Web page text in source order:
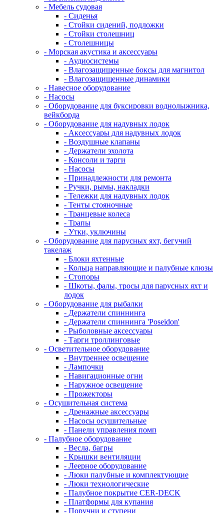
- Мебель судовая
- Сиденья
- Стойки сидений, подложки
- Стойки столешниц
- Столешницы
- Морская акустика и аксессуары
- Аудиосистемы
- Влагозащищенные боксы для магнитол
- Влагозащищенные динамики
- Навесное оборудование
- Насосы
- Оборудование для буксировки воднолыжника,
вейкборда
- Оборудование для надувных лодок
- Аксессуары для надувных лодок
- Воздушные клапаны
- Держатели эхолота
- Консоли и тарги
- Насосы
- Принадлежности для ремонта
- Ручки, рымы, накладки
- Тележки для надувных лодок
- Тенты стояночные
- Транцевые колеса
- Трапы
- Утки, уключины
- Оборудование для парусных яхт, бегучий
такелаж
- Блоки яхтенные
- Кольца направляющие и палубные клюзы
- Стопоры
- Шкоты, фалы, тросы для парусных яхт и
лодок
- Оборудование для рыбалки
- Держатели спиннинга
- Держатели спиннинга 'Poseidon'
- Рыболовные аксессуары
- Тарги троллинговые
- Осветительное оборудование
- Внутреннее освещение
- Лампочки
- Навигационные огни
- Наружное освещение
- Прожекторы
- Осушительная система
- Дренажные аксессуары
- Насосы осушительные
- Панели управления помп
- Палубное оборудование
- Весла, багры
- Крышки вентиляции
- Леерное оборудование
- Люки палубные и комплектующие
- Люки технологические
- Палубное покрытие CER-DECK
- Платформы для купания
- Поручни и ступени